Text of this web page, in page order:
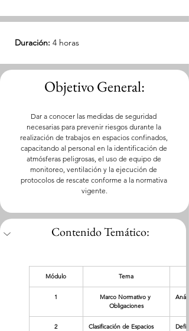
Duración: 4 horas
Objetivo General:
Dar a conocer las medidas de seguridad
necesarias para prevenir riesgos durante la
realización de trabajos en espacios confinados,
capacitando al personal en la identificación de
atmósferas peligrosas, el uso de equipo de
monitoreo, ventilación y la ejecución de
protocolos de rescate conforme a la normativa
vigente.
Contenido Temático:
Módulo Tema
1
Marco Normativo y
Obligaciones
2 Clasificación de Espacios